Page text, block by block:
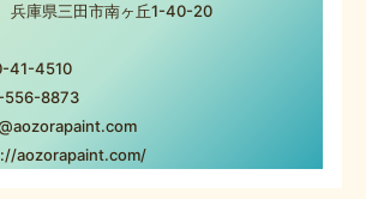
庫県三田市南ヶ丘1-40-20
41-4510
556-8873
aozorapaint.com/